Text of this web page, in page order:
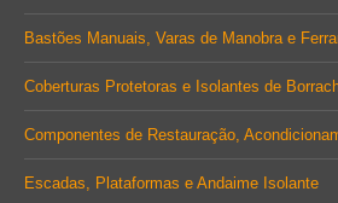
windowwindowwindow
Bastões Manuais, Varas de Manobra e
Coberturas Protetoras e Isolantes de
Componentes de Restauração,
Escadas, Plataformas e Andaime Isolante